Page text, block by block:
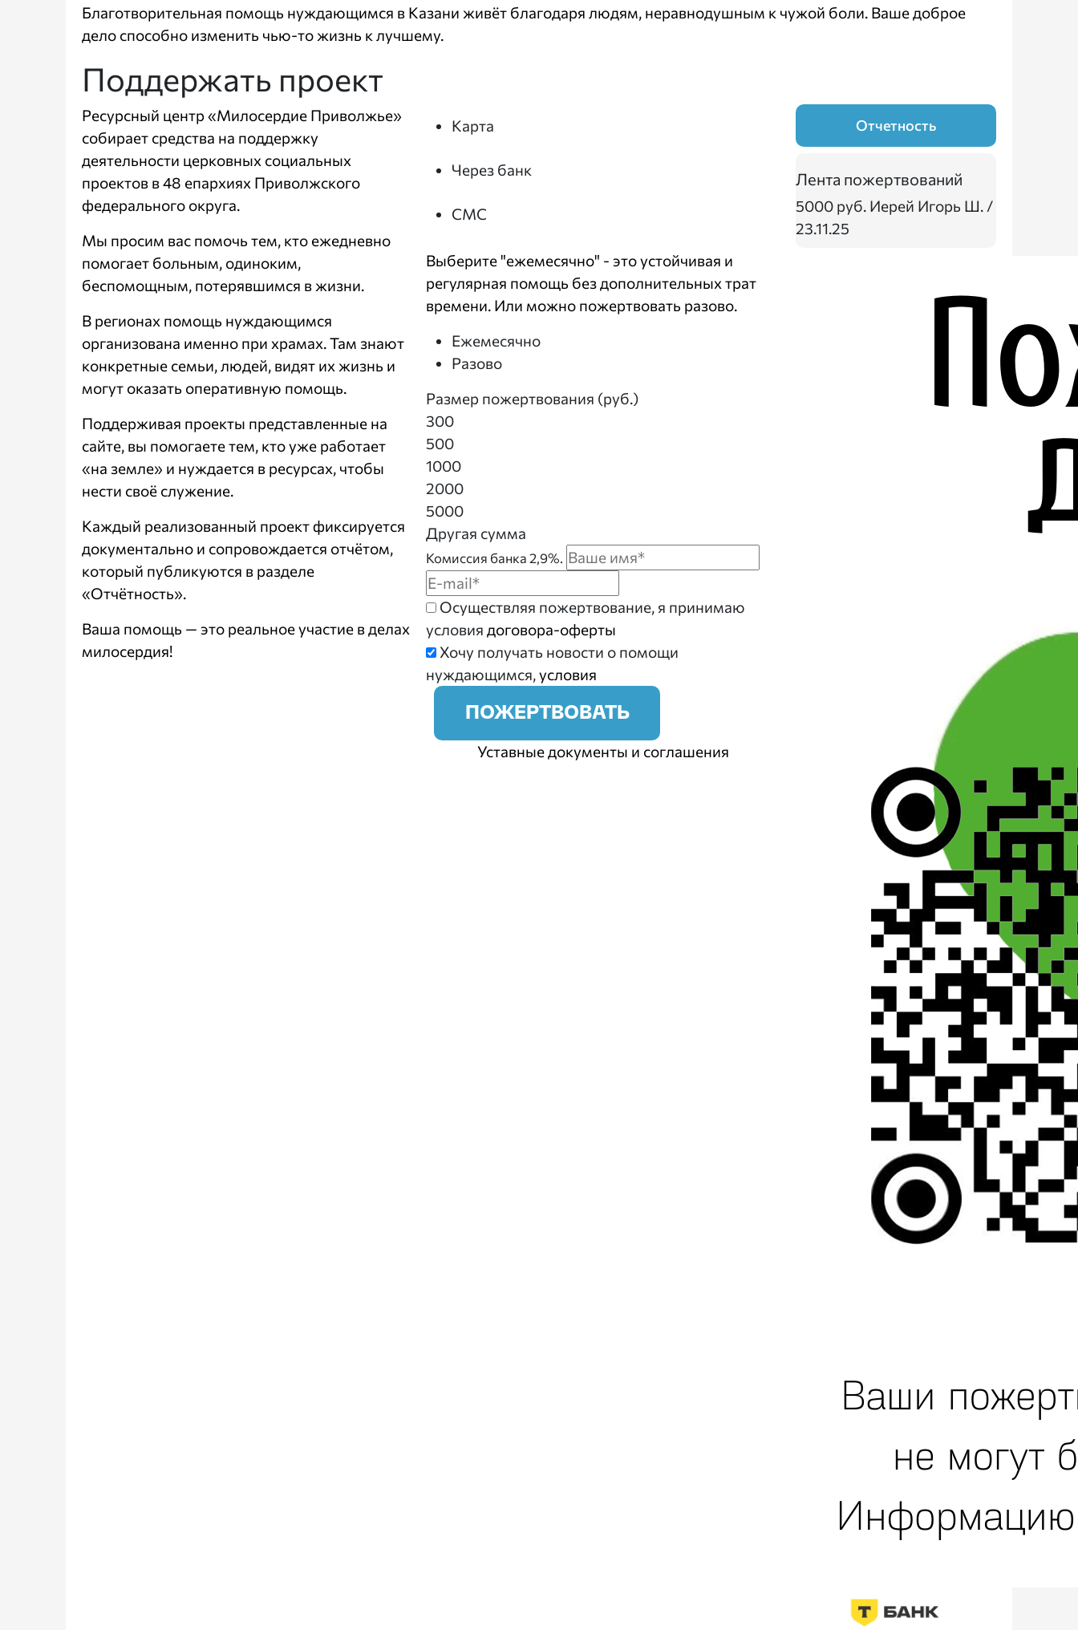
Благотворительная помощь нуждающимся в Казани живёт благодаря людям, неравнодушным к чужой боли. Ваше доброе
дело способно изменить чью-то жизнь к лучшему.
Поддержать проект
Ресурсный центр «Милосердие Приволжье»
собирает средства на поддержку
деятельности церковных социальных
проектов в 48 епархиях Приволжского
федерального округа.
Мы просим вас помочь тем, кто ежедневно
помогает больным, одиноким,
беспомощным, потерявшимся в жизни.
В регионах помощь нуждающимся
организована именно при храмах. Там знают
конкретные семьи, людей, видят их жизнь и
могут оказать оперативную помощь.
Поддерживая проекты представленные на
сайте, вы помогаете тем, кто уже работает
«на земле» и нуждается в ресурсах, чтобы
нести своё служение.
Каждый реализованный проект фиксируется
документально и сопровождается отчётом,
который публикуются в разделе
«Отчётность».
Ваша помощь — это реальное участие в делах
милосердия!
Карта
Через банк
СМС
Выберите "ежемесячно" - это устойчивая и
регулярная помощь без дополнительных трат
времени. Или можно пожертвовать разово.
Ежемесячно
Разово
Размер пожертвования (руб.)
300
500
1000
2000
5000
Другая сумма
Комиссия банка 2,9%.
Осуществляя пожертвование, я принимаю
условия договора-оферты
Хочу получать новости о помощи
нуждающимся,условия
ПОЖЕРТВОВАТЬ
Уставные документы и соглашения
Отчетность
Лента пожертвований
5000 руб. Иерей Игорь Ш. /
23.11.25